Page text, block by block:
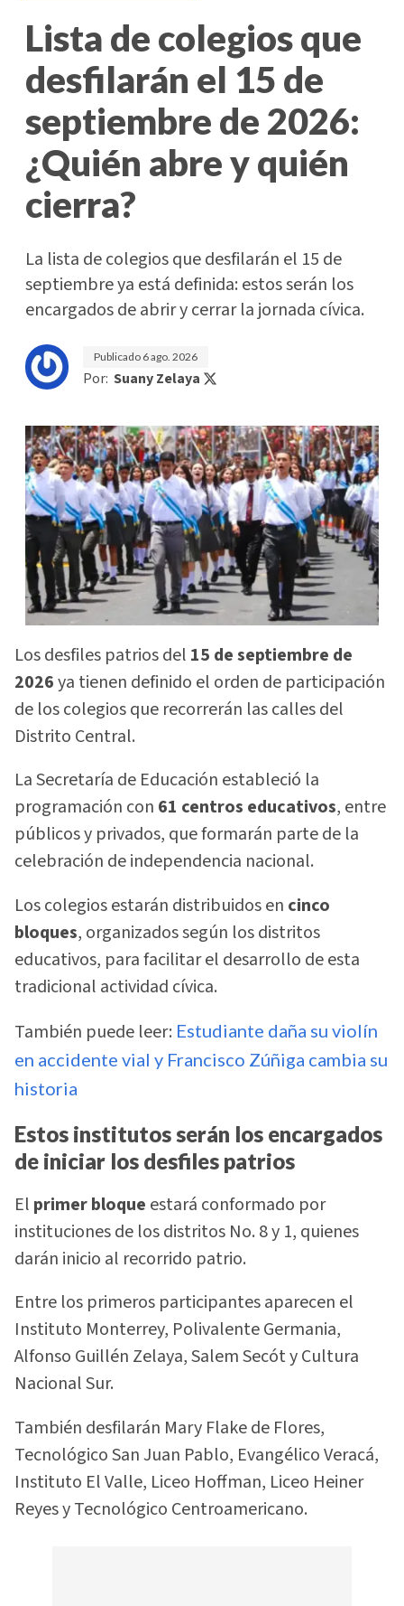
Lista de colegios que
desfilarán el 15 de
septiembre de 2026:
¿Quién abre y quién
cierra?
La lista de colegios que desfilarán el 15 de
septiembre ya está definida: estos serán los
encargados de abrir y cerrar la jornada cívica.
Publicado 6 ago. 2026
Por: Suany Zelaya
Los desfiles patrios del 15 de septiembre de
2026ya tienen definido el orden de participación
de los colegios que recorrerán las calles del
Distrito Central.
La Secretaría de Educación estableció la
programación con 61 centros educativos, entre
públicos y privados, que formarán parte de la
celebración de independencia nacional.
Los colegios estarán distribuidos en cinco
bloques, organizados según los distritos
educativos, para facilitar el desarrollo de esta
tradicional actividad cívica.
También puede leer: Estudiante daña su violín
en accidente vial y Francisco Zúñiga cambia su
historia
Estos institutos serán los encargados
de iniciar los desfiles patrios
El primer bloque estará conformado por
instituciones de los distritos No. 8 y 1, quienes
darán inicio al recorrido patrio.
Entre los primeros participantes aparecen el
Instituto Monterrey, Polivalente Germania,
Alfonso Guillén Zelaya, Salem Secót y Cultura
Nacional Sur.
También desfilarán Mary Flake de Flores,
Tecnológico San Juan Pablo, Evangélico Veracá,
Instituto El Valle, Liceo Hoffman, Liceo Heiner
Reyes y Tecnológico Centroamericano.